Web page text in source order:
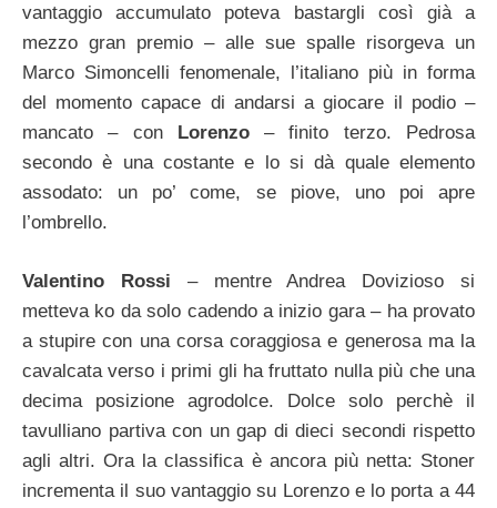
vantaggio accumulato poteva bastargli così già a
mezzo gran premio – alle sue spalle risorgeva un
Marco Simoncelli fenomenale, l’italiano più in forma
del momento capace di andarsi a giocare il podio –
mancato – con Lorenzo– finito terzo. Pedrosa
secondo è una costante e lo si dà quale elemento
assodato: un po’ come, se piove, uno poi apre
l’ombrello.
Valentino Rossi – mentre Andrea Dovizioso si
metteva ko da solo cadendo a inizio gara – ha provato
a stupire con una corsa coraggiosa e generosa ma la
cavalcata verso i primi gli ha fruttato nulla più che una
decima posizione agrodolce. Dolce solo perchè il
tavulliano partiva con un gap di dieci secondi rispetto
agli altri. Ora la classifica è ancora più netta: Stoner
incrementa il suo vantaggio su Lorenzo e lo porta a 44